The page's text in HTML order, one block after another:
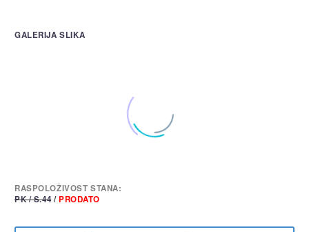
GALERIJA SLIKA
RASPOLOŽIVOST STANA:
PK / S.44/PRODATO